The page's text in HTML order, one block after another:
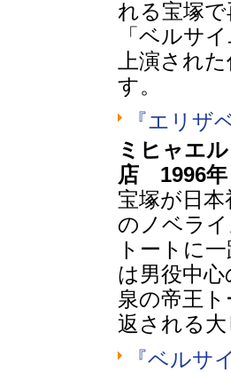
れる宝塚
「ベルサ
上演され
す。
『エリ
ミヒャエ
店 1996年
宝塚が日
のノベラ
トートに
は男役中
泉の帝王
返される
『ベルサ